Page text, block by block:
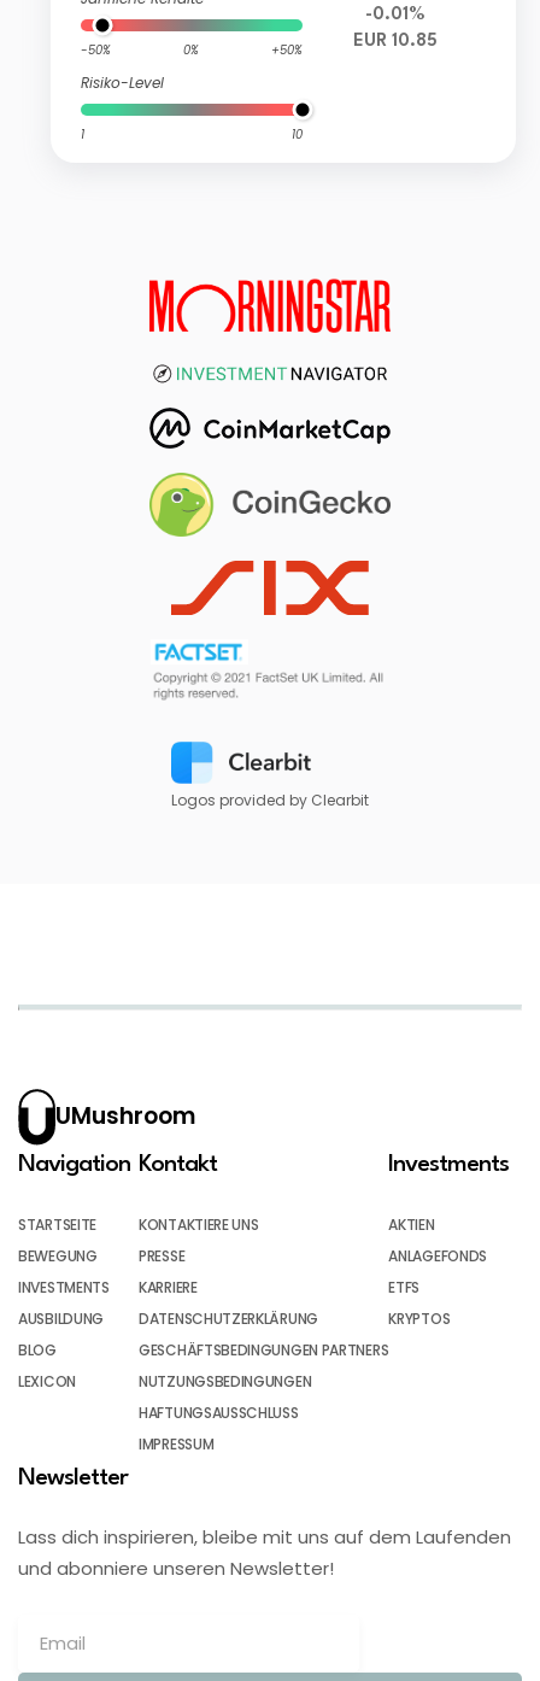
-50% 0% +50%
Risiko-Level
1 10
-0.01%
EUR 10.85
Logos provided by Clearbit
UMushroom
Navigation
STARTSEITE
BEWEGUNG
INVESTMENTS
AUSBILDUNG
BLOG
LEXICON
Kontakt
KONTAKTIERE UNS
PRESSE
KARRIERE
DATENSCHUTZERKLÄRUNG
GESCHÄFTSBEDINGUNGEN PARTNERS
NUTZUNGSBEDINGUNGEN
HAFTUNGSAUSSCHLUSS
IMPRESSUM
Investments
AKTIEN
ANLAGEFONDS
ETFS
KRYPTOS
Newsletter
Lass dich inspirieren, bleibe mit uns auf dem Laufenden
und abonniere unseren Newsletter!